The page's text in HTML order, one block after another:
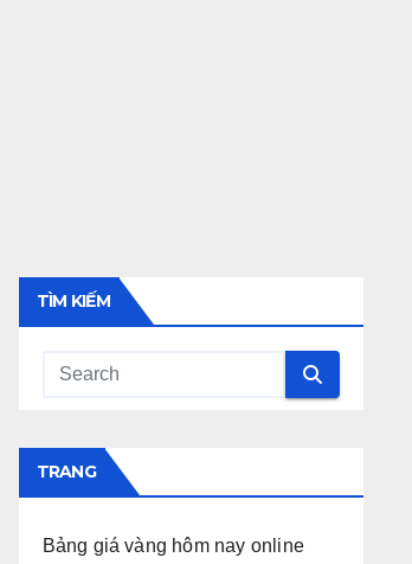
TÌM KIẾM
TRANG
Bảng giá vàng hôm nay online